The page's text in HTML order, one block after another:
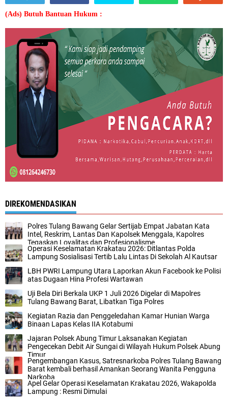
(Ads) Butuh Bantuan Hukum :
DIREKOMENDASIKAN
Polres Tulang Bawang Gelar Sertijab Empat Jabatan Kata
Intel, Reskrim, Lantas Dan Kapolsek Menggala, Kapolres
Tegaskan Loyalitas dan Profesionalisme
Operasi Keselamatan Krakatau 2026: Ditlantas Polda
Lampung Sosialisasi Tertib Lalu Lintas Di Sekolah Al Kautsar
LBH PWRI Lampung Utara Laporkan Akun Facebook ke Polisi
atas Dugaan Hina Profesi Wartawan
Uji Bela Diri Berkala UKP 1 Juli 2026 Digelar di Mapolres
Tulang Bawang Barat, Libatkan Tiga Polres
Kegiatan Razia dan Penggeledahan Kamar Hunian Warga
Binaan Lapas Kelas IIA Kotabumi
Jajaran Polsek Abung Timur Laksanakan Kegiatan
Pengecekan Debit Air Sungai di Wilayah Hukum Polsek Abung
Timur
Pengembangan Kasus, Satresnarkoba Polres Tulang Bawang
Barat kembali berhasil Amankan Seorang Wanita Pengguna
Narkoba
Apel Gelar Operasi Keselamatan Krakatau 2026, Wakapolda
Lampung : Resmi Dimulai